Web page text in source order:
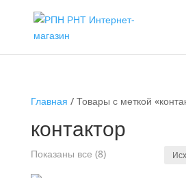
Главная / Товары с меткой
контактор
Показаны все (8)